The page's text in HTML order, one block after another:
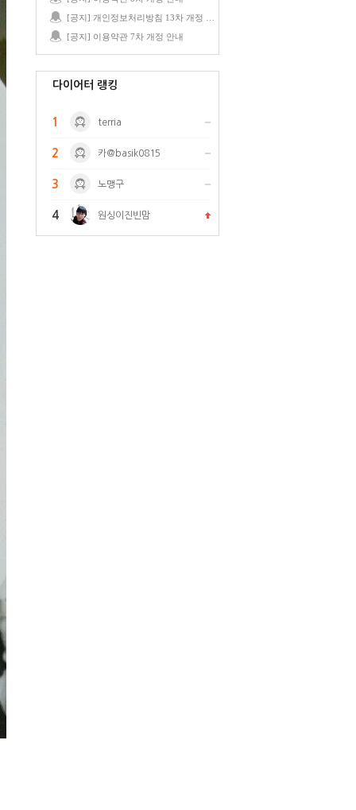
[공지] 이용약관 7차 개정 안내
다이어터 랭킹
1 terria
2 카@basik0815
3 노맹구
4 원싱이진빈맘